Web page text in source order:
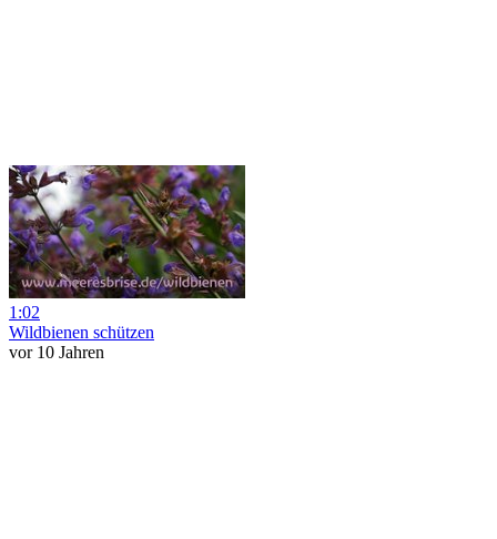
1:02
Wildbienen schützen
vor 10 Jahren